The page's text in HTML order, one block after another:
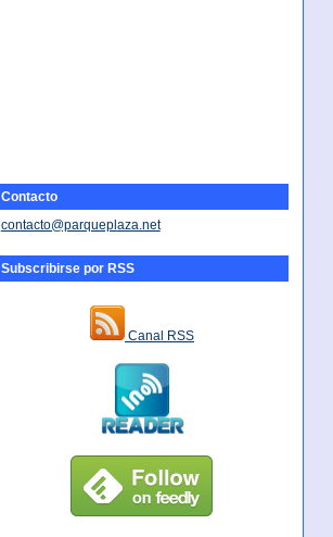
Contacto
contacto@parqueplaza.net
Subscribirse por RSS
Canal RSS